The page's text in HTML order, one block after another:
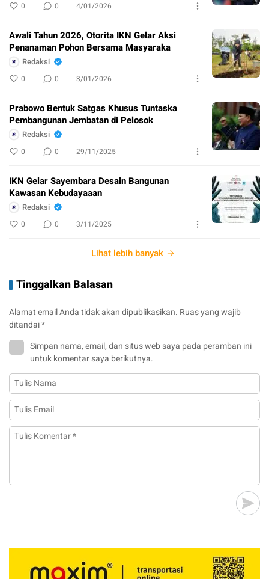
0 0 4/01/2026
Awali Tahun 2026, Otorita IKN Gelar Aksi
Penanaman Pohon Bersama Masyaraka
Redaksi
0 0 3/01/2026
Prabowo Bentuk Satgas Khusus Tuntaska
Pembangunan Jembatan di Pelosok
Redaksi
0 0 29/11/2025
IKN Gelar Sayembara Desain Bangunan
Kawasan Kebudayaaan
Redaksi
0 0 3/11/2025
Lihat lebih banyak
Tinggalkan Balasan
Alamat email Anda tidak akan dipublikasikan. Ruas yang wajib
ditandai*
Simpan nama, email, dan situs web saya pada peramban ini
untuk komentar saya berikutnya.